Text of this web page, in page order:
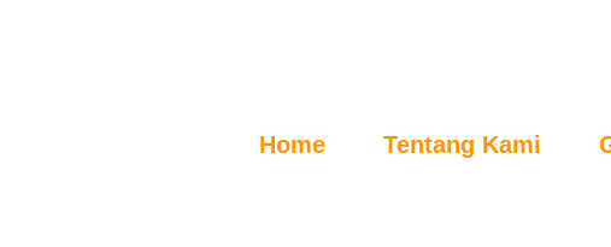
Home Tentang Kami